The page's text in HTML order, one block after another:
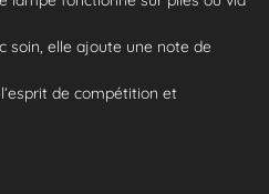
soin, elle ajoute une note de
de compétition et